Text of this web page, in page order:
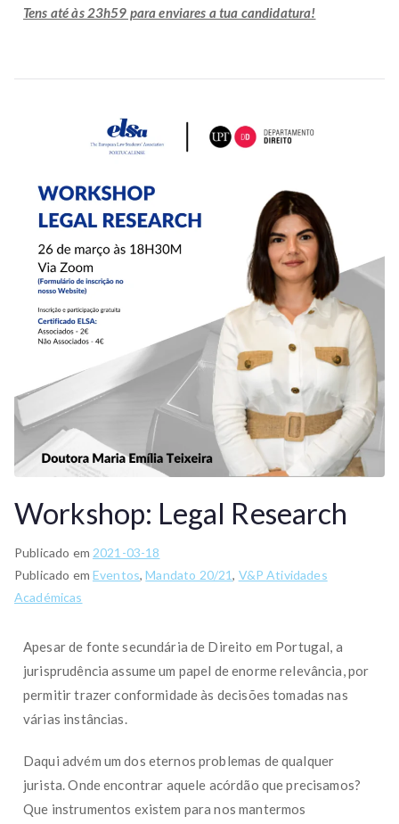
Tens até às 23h59 para enviares a tua candidatura!
Workshop: Legal Research
Publicado em 2021-03-18
Publicado em Eventos,Mandato 20/21, V&P Atividades
Académicas
Apesar de fonte secundária de Direito em Portugal, a
jurisprudência assume um papel de enorme relevância, por
permitir trazer conformidade às decisões tomadas nas
várias instâncias.
Daqui advém um dos eternos problemas de qualquer
jurista. Onde encontrar aquele acórdão que precisamos?
Que instrumentos existem para nos mantermos